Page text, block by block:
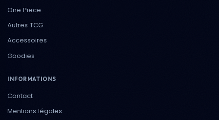
One Piece
Autres TCG
Accessoires
Goodies
INFORMATIONS
Contact
Mentions légales